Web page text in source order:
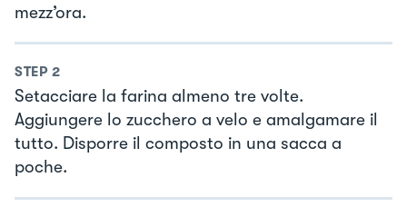
mezz’ora.
STEP 2
Setacciare la farina almeno tre volte.
Aggiungere lo zucchero a velo e amalgamare il
tutto. Disporre il composto in una sacca a
poche.